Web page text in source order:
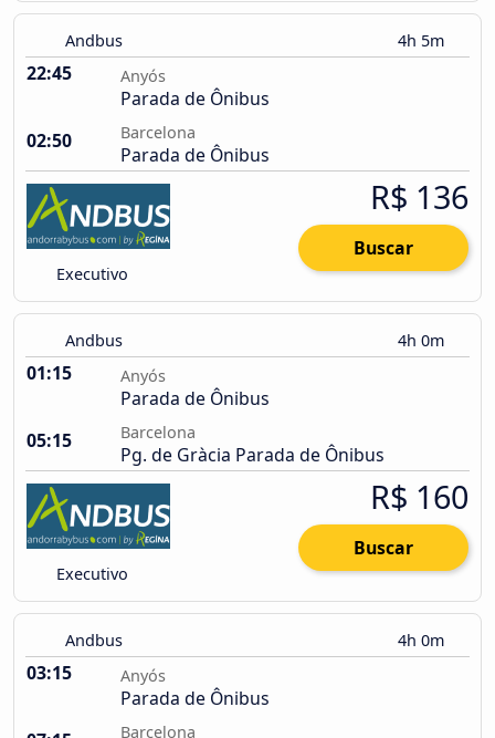
Andbus 4h 5m
22:45 Anyós
Parada de Ônibus
02:50
Barcelona
Parada de Ônibus
Executivo
R$ 136
Buscar
Andbus 4h 0m
01:15 Anyós
Parada de Ônibus
05:15
Barcelona
Pg. de Gràcia Parada de Ônibus
Executivo
R$ 160
Buscar
Andbus 4h 0m
03:15 Anyós
Parada de Ônibus
Barcelona